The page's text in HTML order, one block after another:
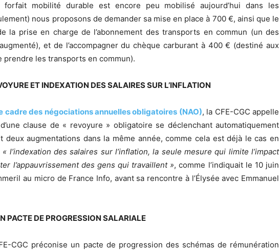
mobilité durable est encore peu mobilisé aujourd’hui dans les
nous proposons de demander sa mise en place à 700 €, ainsi que le
la prise en charge de l’abonnement des transports en commun (un des
et de l’accompagner du chèque carburant à 400 € (destiné aux
prendre les transports en commun).
ET INDEXATION DES SALAIRES SUR L’INFLATION
cadre des négociations annuelles obligatoires (NAO), la CFE-CGC appelle
clause de « revoyure » obligatoire se déclenchant automatiquement
deux augmentations dans la même année, comme cela est déjà le cas en
« l’indexation des salaires sur l’inflation, la seule mesure qui limite l’impact
l’appauvrissement des gens qui travaillent », comme l’indiquait le 10 juin
au micro de France Info, avant sa rencontre à l’Élysée avec Emmanuel
PACTE DE PROGRESSION SALARIALE
CGC préconise un pacte de progression des schémas de rémunération